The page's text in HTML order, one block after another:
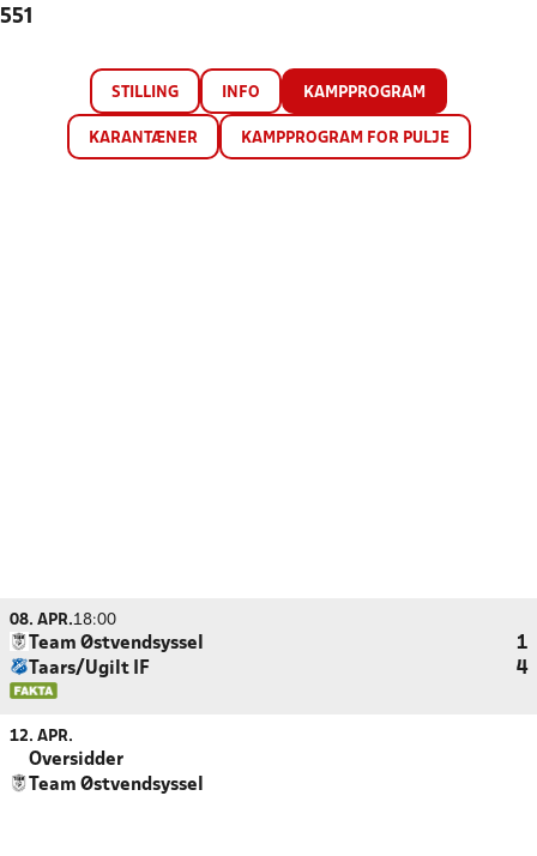
551
STILLING INFO KAMPPROGRAM
KARANTÆNER KAMPPROGRAM FOR PULJE
08. APR.18:00
Team Østvendsyssel
1
Taars/Ugilt IF
4
12. APR.
Oversidder
Team Østvendsyssel